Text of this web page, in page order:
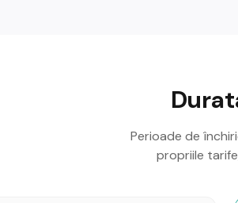
Perioade de
propriile